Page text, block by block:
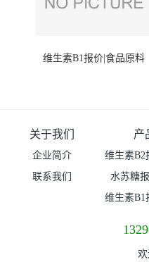
维生素B1报价|食品原料
关于我们
企业简介
联系我们
产
维生素B2
水苏糖
维生素B1